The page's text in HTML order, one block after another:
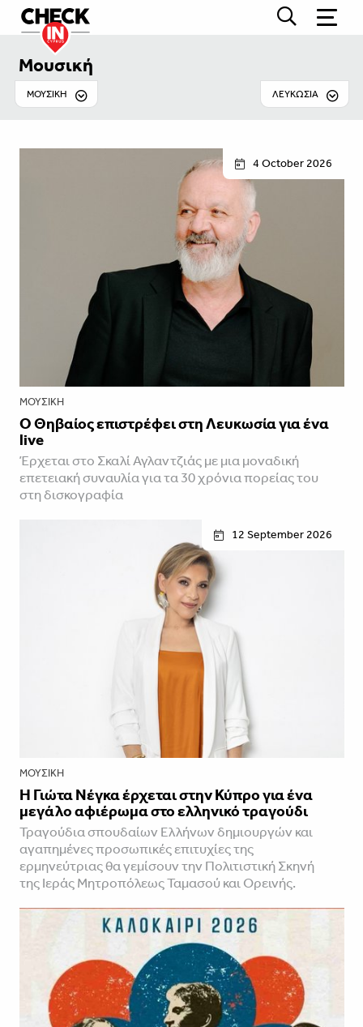
Μουσική
ΜΟΥΣΙΚΉ ΛΕΥΚΩΣΊΑ
4 October 2026
ΜΟΥΣΙΚΉ
Ο Θηβαίος επιστρέφει στη Λευκωσία για ένα
live
Έρχεται στο Σκαλί Αγλαντζιάς με μια μοναδική
επετειακή συναυλία για τα 30 χρόνια πορείας του
στη δισκογραφία
12 September 2026
ΜΟΥΣΙΚΉ
Η Γιώτα Νέγκα έρχεται στην Κύπρο για ένα
μεγάλο αφιέρωμα στο ελληνικό τραγούδι
Τραγούδια σπουδαίων Ελλήνων δημιουργών και
αγαπημένες προσωπικές επιτυχίες της
ερμηνεύτριας θα γεμίσουν την Πολιτιστική Σκηνή
της Ιεράς Μητροπόλεως Ταμασού και Ορεινής.